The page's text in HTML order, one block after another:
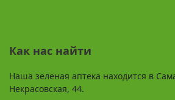
Как нас найти
Наша зеленая аптека находится в
Некрасовская, 44.